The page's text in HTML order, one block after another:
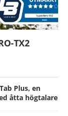
TX2
Plus, en
åtta högtalare